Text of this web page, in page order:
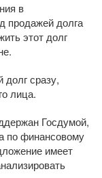
в
продажей долга
этот долг
долг сразу,
лица.
Госдумой,
по финансовому
имеет